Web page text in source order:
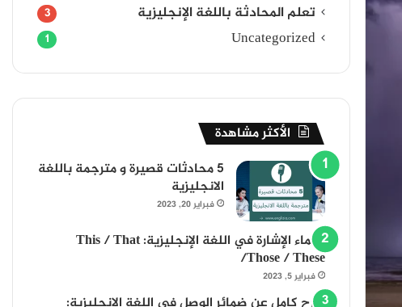
تعلم المحادثة باللغة الإنجليزية 3
Uncategorized
1
الأكثر مشاهدة
5 محادثات قصيرة و مترجمة باللغة
الانجليزية
فبراير 20, 2023
أسماء الإشارة في اللغة الإنجليزية: This / That
/Those / These
فبراير 5, 2023